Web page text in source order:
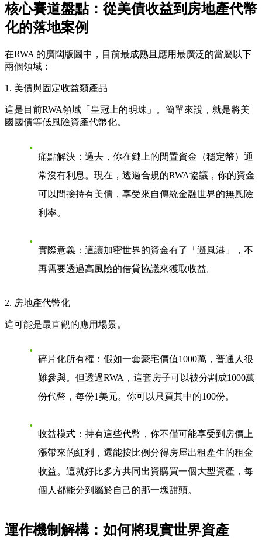
核心賽道盤點：從美債收益到房地產代幣
化的落地案例
在RWA 的廣闊版圖中，目前最成熟且應用最廣泛的當屬以下
兩個領域：
1. 美債與固定收益類產品
這是目前RWA領域「皇冠上的明珠」。簡單來說，就是將美
國國債等低風險資產代幣化。
痛點解決 ：過去，你在鏈上的閒置資金（穩定幣）通
常沒有利息。現在，透過合規的RWA協議，你的資金
可以間接持有美債，享受來自傳統金融世界的無風險
利率。
實際意義 ：這讓加密世界的資金有了「避風港」，不
再需要透過高風險的借貸協議來獲取收益。
2. 房地產代幣化
這可能是最直觀的應用場景。
碎片化所有權 ：假如一套豪宅價值1000萬，普通人很
難參與。但透過RWA，這套房子可以被分割成1000萬
份代幣，每份1美元。你可以只買其中的100份。
收益模式 ：持有這些代幣，你不僅可能享受到房價上
漲帶來的紅利，還能按比例分得房屋出租產生的租金
收益。 這就好比多方共同出資購買一個大型資產 ，每
個人都能分到屬於自己的那一塊甜頭。
運作機制解構：如何將現實世界資產